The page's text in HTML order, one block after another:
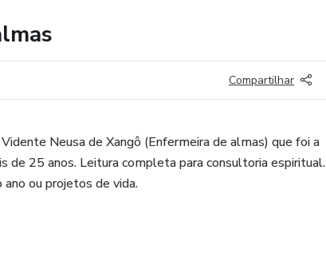
Compartilhar
Neusa de Xangô (Enfermeira de almas) que foi a
de 25 anos. Leitura completa para consultoria espiritual.
ou projetos de vida.